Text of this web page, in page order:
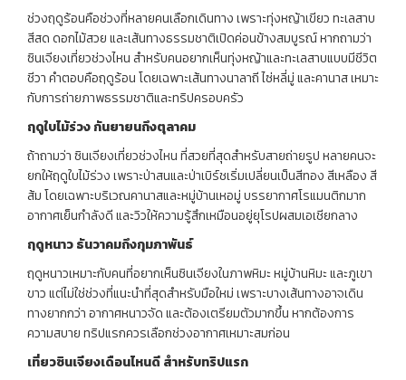
ช่วงฤดูร้อนคือช่วงที่หลายคนเลือกเดินทาง เพราะทุ่งหญ้าเขียว ทะเลสาบ
สีสด ดอกไม้สวย และเส้นทางธรรมชาติเปิดค่อนข้างสมบูรณ์ หากถามว่า
ซินเจียงเที่ยวช่วงไหน สำหรับคนอยากเห็นทุ่งหญ้าและทะเลสาบแบบมีชีวิต
ชีวา คำตอบคือฤดูร้อน โดยเฉพาะเส้นทางนาลาถี ไซ่หลี่มู่ และคานาส เหมาะ
กับการถ่ายภาพธรรมชาติและทริปครอบครัว
ฤดูใบไม้ร่วงกันยายนถึงตุลาคม
ถ้าถามว่า ซินเจียงเที่ยวช่วงไหน ที่สวยที่สุดสำหรับสายถ่ายรูป หลายคนจะ
ยกให้ฤดูใบไม้ร่วง เพราะป่าสนและป่าเบิร์ชเริ่มเปลี่ยนเป็นสีทอง สีเหลือง สี
ส้ม โดยเฉพาะบริเวณคานาสและหมู่บ้านเหอมู่ บรรยากาศโรแมนติกมาก
อากาศเย็นกำลังดี และวิวให้ความรู้สึกเหมือนอยู่ยุโรปผสมเอเชียกลาง
ฤดูหนาวธันวาคมถึงกุมภาพันธ์
ฤดูหนาวเหมาะกับคนที่อยากเห็นซินเจียงในภาพหิมะ หมู่บ้านหิมะ และภูเขา
ขาว แต่ไม่ใช่ช่วงที่แนะนำที่สุดสำหรับมือใหม่ เพราะบางเส้นทางอาจเดิน
ทางยากกว่า อากาศหนาวจัด และต้องเตรียมตัวมากขึ้น หากต้องการ
ความสบาย ทริปแรกควรเลือกช่วงอากาศเหมาะสมก่อน
เที่ยวซินเจียงเดือนไหนดีสำหรับทริปแรก